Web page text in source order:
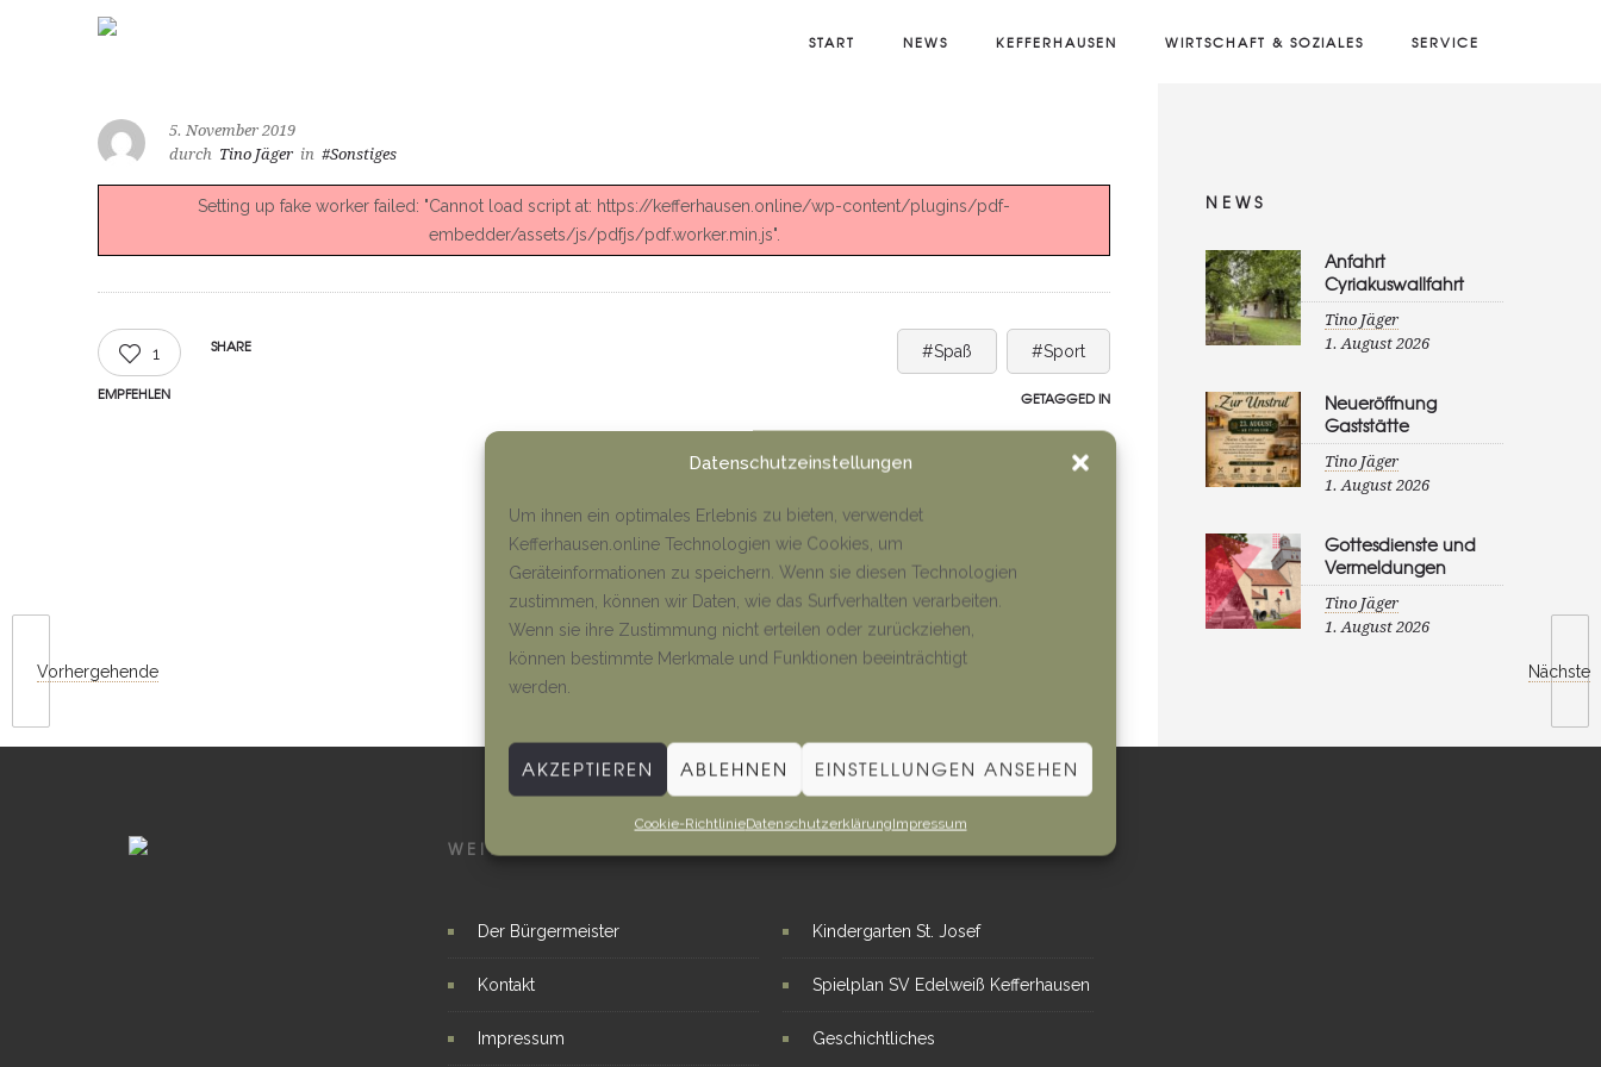
Datenschutzeinstellungen
Um ihnen ein optimales Erlebnis zu bieten, verwendet
Kefferhausen.online Technologien wie Cookies, um
Geräteinformationen zu speichern. Wenn sie diesen Technologien
zustimmen, können wir Daten, wie das Surfverhalten verarbeiten.
Wenn sie ihre Zustimmung nicht erteilen oder zurückziehen,
können bestimmte Merkmale und Funktionen beeinträchtigt
werden.
AKZEPTIEREN ABLEHNEN EINSTELLUNGEN ANSEHEN
Cookie-RichtlinieDatenschutzerklärungImpressum
START NEWS KEFFERHAUSEN WIRTSCHAFT & SOZIALES SERVICE
Vorhergehende Nächste
5. November 2019
durch Tino Jäger in #Sonstiges
Setting up fake worker failed: "Cannot load script at: https://kefferhausen.online/wp-content/plugins/pdf-
embedder/assets/js/pdfjs/pdf.worker.min.js".
1
EMPFEHLEN
SHARE #Spaß #Sport
GETAGGED IN
NEWS
Anfahrt
Cyriakuswallfahrt
Tino Jäger
1. August 2026
Neueröffnung
Gaststätte
Tino Jäger
1. August 2026
Gottesdienste und
Vermeldungen
Tino Jäger
1. August 2026
WEITERE LINKS
Der Bürgermeister
Kontakt
Impressum
Kindergarten St. Josef
Spielplan SV Edelweiß Kefferhausen
Geschichtliches